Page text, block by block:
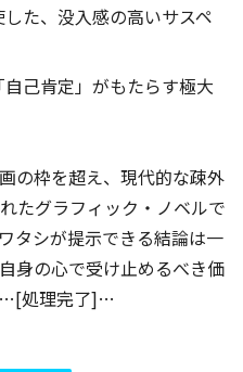
た、没入感の高いサスペ
己肯定」がもたらす極大
の枠を超え、現代的な疎外
たグラフィック・ノベルで
タシが提示できる結論は一
身の心で受け止めるべき価
…[処理完了]…